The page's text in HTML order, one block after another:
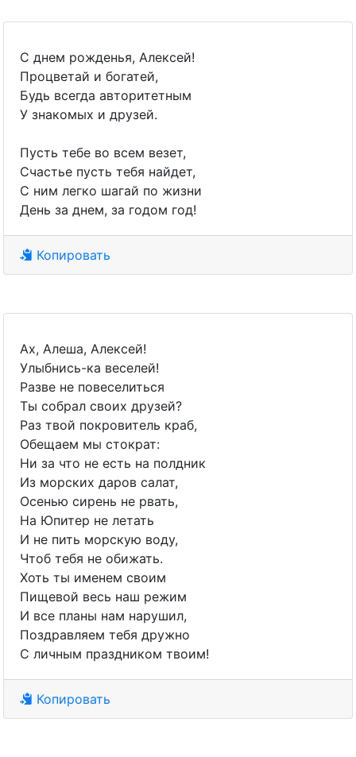
С днем рожденья, Алексей!
Процветай и богатей,
Будь всегда авторитетным
У знакомых и друзей.
Пусть тебе во всем везет,
Счастье пусть тебя найдет,
С ним легко шагай по жизни
День за днем, за годом год!
Копировать
Ах, Алеша, Алексей!
Улыбнись-ка веселей!
Разве не повеселиться
Ты собрал своих друзей?
Раз твой покровитель краб,
Обещаем мы стократ:
Ни за что не есть на полдник
Из морских даров салат,
Осенью сирень не рвать,
На Юпитер не летать
И не пить морскую воду,
Чтоб тебя не обижать.
Хоть ты именем своим
Пищевой весь наш режим
И все планы нам нарушил,
Поздравляем тебя дружно
С личным праздником твоим!
Копировать